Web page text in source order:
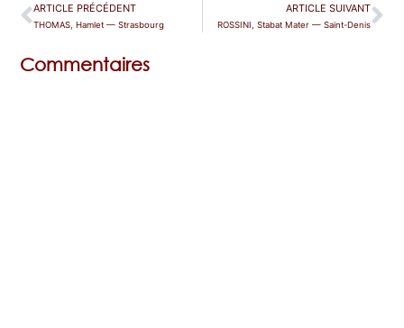
ARTICLE PRÉCÉDENT
THOMAS, Hamlet — Strasbourg
ARTICLE SUIVANT
ROSSINI, Stabat Mater — Saint-Denis
Commentaires